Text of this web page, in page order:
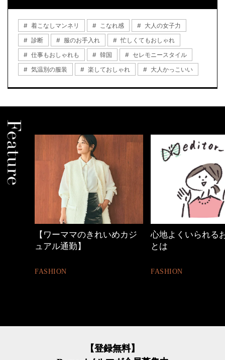
着こなしマンネリ こなれ感
大人の女子力
診断
服のお手入れ
忙しくてもおしゃれ
仕事もおしゃれも
韓国
セレモニースタイル
気温別の服装
楽しておしゃれ 大人かっこいい
【ワーママのきれいめカジ
ュアル通勤】
FASHION
心地よくいられる
とは
FASHION
【登録無料】